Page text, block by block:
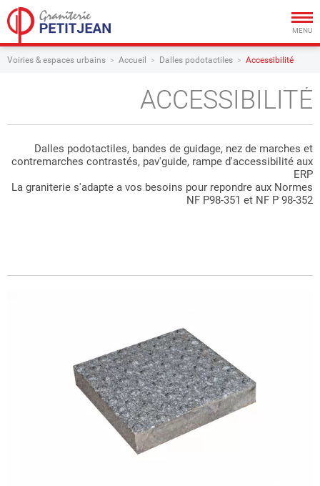
MENU
Voiries & espaces urbains Accueil Dalles podotactiles Accessibilité
ACCESSIBILITÉ
Dalles podotactiles, bandes de guidage, nez de marches et
contremarches contrastés, pav'guide, rampe d'accessibilité aux
ERP
La graniterie s'adapte a vos besoins pour repondre aux Normes
NF P98-351 et NF P 98-352